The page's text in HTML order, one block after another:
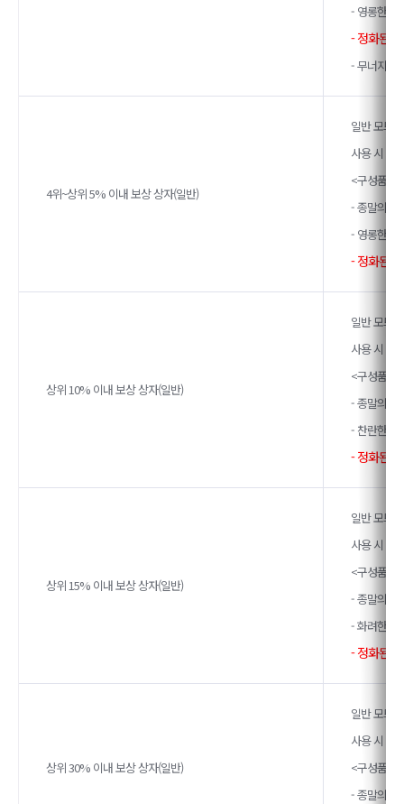
- 영롱한 종
- 정화된
- 무너지는
4위~상위 5% 이내 보상 상자(일반)
일반 모드
사용 시 아
<구성품>
- 종말의 계
- 영롱한 종
- 정화된
상위 10% 이내 보상 상자(일반)
일반 모드
사용 시 아
<구성품>
- 종말의 계
- 찬란한 종
- 정화된
상위 15% 이내 보상 상자(일반)
일반 모드
사용 시 아
<구성품>
- 종말의 계
- 화려한 종
- 정화된
상위 30% 이내 보상 상자(일반)
일반 모드
사용 시 아
<구성품>
- 종말의 계